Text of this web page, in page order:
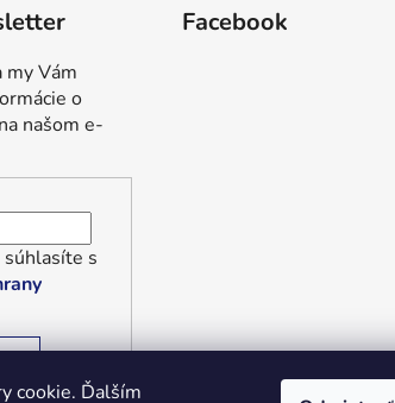
cookie. Ďalším
Vám
o
našom e-
s
Facebook